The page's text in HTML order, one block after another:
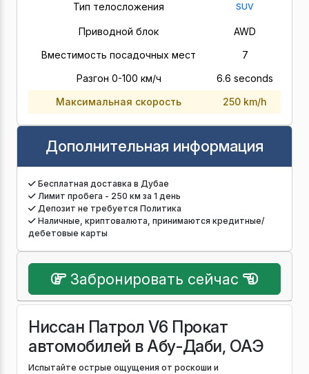
Тип телосложения SUV
Приводной блок
AWD
Вместимость посадочных мест
7
Разгон 0-100 км/ч
6.6 seconds
Максимальная скорость
250 km/h
Дополнительная информация
Бесплатная доставка в Дубае
Лимит пробега - 250 км за 1 день
Депозит не требуется Политика
Наличные, криптовалюта, принимаются кредитные/
дебетовые карты
Забронировать сейчас
Ниссан Патрол V6 Прокат
автомобилей в Абу-Даби, ОАЭ
Испытайте острые ощущения от роскоши и